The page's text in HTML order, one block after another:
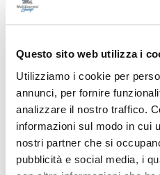
Questo sito web utilizza i
Utilizziamo i cookie per
annunci, per fornire
analizzare il nostro traffico.
informazioni sul modo in cui
nostri partner che si
pubblicità e social media, i
Correlati